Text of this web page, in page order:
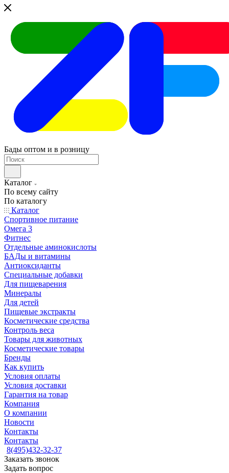
Бады оптом и в розницу
Каталог
По всему сайту
По каталогу
Каталог
Спортивное питание
Омега 3
Фитнес
Отдельные аминокислоты
БАДы и витамины
Антиоксиданты
Специальные добавки
Для пищеварения
Минералы
Для детей
Пищевые экстракты
Косметические средства
Контроль веса
Товары для животных
Косметические товары
Бренды
Как купить
Условия оплаты
Условия доставки
Гарантия на товар
Компания
О компании
Новости
Контакты
Контакты
8(495)432-32-37
Заказать звонок
Задать вопрос